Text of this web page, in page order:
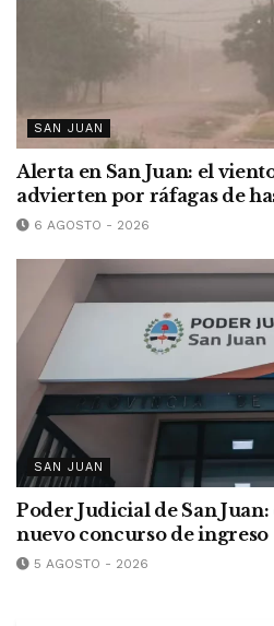
SAN JUAN
Alerta en San Juan: el
advierten por ráfagas de
6 AGOSTO - 2026
SAN JUAN
Poder Judicial de San
nuevo concurso de ingreso
5 AGOSTO - 2026